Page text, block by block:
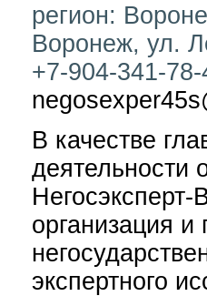
регион:
Воронеж, ул.
+7-904-341-
В качестве
деятельности
организация и
экспертного